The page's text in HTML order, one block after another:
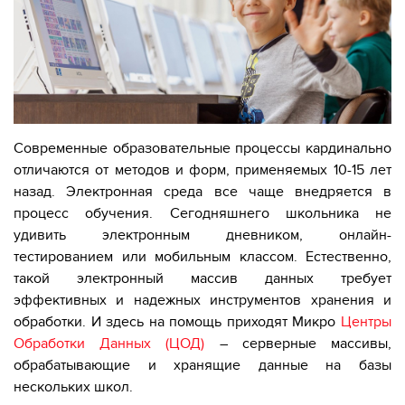
Современные образовательные процессы кардинально
отличаются от методов и форм, применяемых 10-15 лет
назад. Электронная среда все чаще внедряется в
процесс обучения. Сегодняшнего школьника не
удивить электронным дневником, онлайн-
тестированием или мобильным классом. Естественно,
такой электронный массив данных требует
эффективных и надежных инструментов хранения и
обработки. И здесь на помощь приходят Микро Центры
Обработки Данных (ЦОД) – серверные массивы,
обрабатывающие и хранящие данные на базы
нескольких школ.